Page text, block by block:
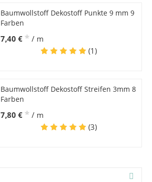
Baumwollstoff Dekostoff Punkte 9 mm 9
Farben
7,40 € * / m
(1)
Baumwollstoff Dekostoff Streifen 3mm 8
Farben
7,80 € * / m
(3)